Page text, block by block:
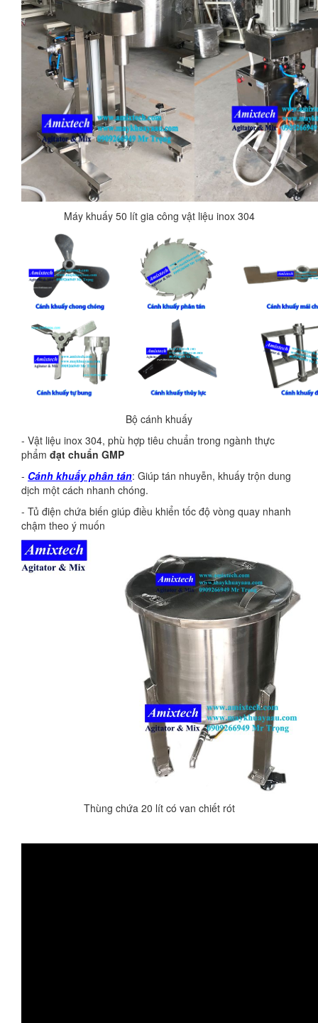
Máy khuấy 50 lít gia công vật liệu inox 304
Bộ cánh khuấy
- Vật liệu inox 304, phù hợp tiêu chuẩn trong ngành thực
phẩm đạt chuẩn GMP
- Cánh khuấy phân tán: Giúp tán nhuyễn, khuấy trộn dung
dịch một cách nhanh chóng.
- Tủ điện chứa biến giúp điều khiển tốc độ vòng quay nhanh
chậm theo ý muốn
Thùng chứa 20 lít có van chiết rót